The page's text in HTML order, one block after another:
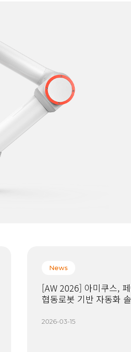
News
[AW 2026] 아미쿠스,
협동로봇 기반 자동화
2026-03-15